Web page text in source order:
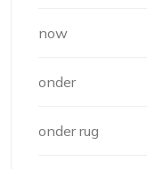
now
onder
onder rug